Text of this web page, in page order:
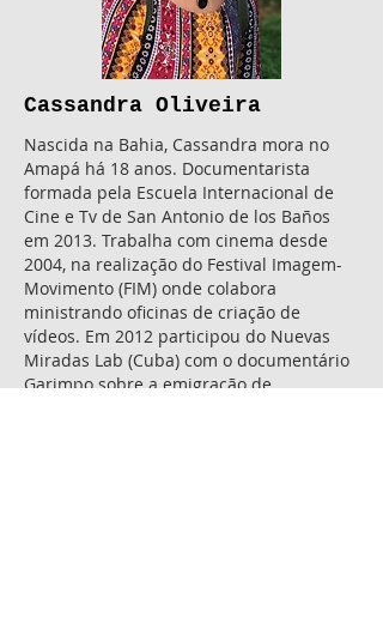
Cassandra Oliveira
Nascida na Bahia, Cassandra mora no
Amapá há 18 anos. Documentarista
formada pela Escuela Internacional de
Cine e Tv de San Antonio de los Baños
em 2013. Trabalha com cinema desde
2004, na realização do Festival Imagem-
Movimento (FIM) onde colabora
ministrando oficinas de criação de
vídeos. Em 2012 participou do Nuevas
Miradas Lab (Cuba) com o documentário
Garimpo sobre a emigração de